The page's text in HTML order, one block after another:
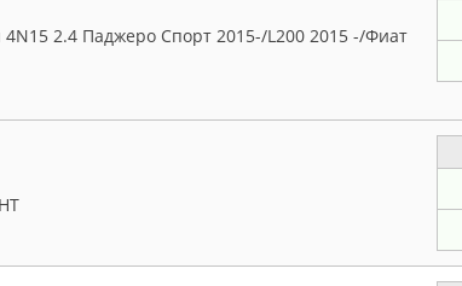
2.4 Паджеро Спорт 2015-/L200 2015 -/Фиат